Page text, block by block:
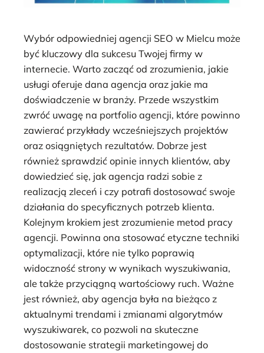
Wybór odpowiedniej agencji SEO w Mielcu może
być kluczowy dla sukcesu Twojej firmy w
internecie. Warto zacząć od zrozumienia, jakie
usługi oferuje dana agencja oraz jakie ma
doświadczenie w branży. Przede wszystkim
zwróć uwagę na portfolio agencji, które powinno
zawierać przykłady wcześniejszych projektów
oraz osiągniętych rezultatów. Dobrze jest
również sprawdzić opinie innych klientów, aby
dowiedzieć się, jak agencja radzi sobie z
realizacją zleceń i czy potrafi dostosować swoje
działania do specyficznych potrzeb klienta.
Kolejnym krokiem jest zrozumienie metod pracy
agencji. Powinna ona stosować etyczne techniki
optymalizacji, które nie tylko poprawią
widoczność strony w wynikach wyszukiwania,
ale także przyciągną wartościowy ruch. Ważne
jest również, aby agencja była na bieżąco z
aktualnymi trendami i zmianami algorytmów
wyszukiwarek, co pozwoli na skuteczne
dostosowanie strategii marketingowej do